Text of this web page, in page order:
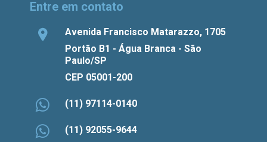
Entre em contato
Avenida Francisco Matarazzo, 1705
Portão B1 - Água Branca - São
Paulo/SP
CEP 05001-200
(11) 97114-0140
(11) 92055-9644